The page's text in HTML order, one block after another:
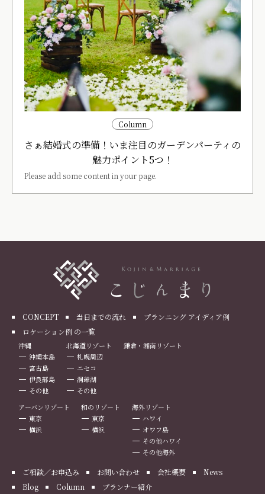
Column
さぁ結婚式の準備！いま注目のガーデンパーティの
魅力ポイント5つ！
Please add some content in your page.
CONCEPT 当日までの流れ
プランニング アイディア例
ロケーション例 の一覧
沖縄
沖縄本島
宮古島
伊良部島
その他
北海道リゾート
札幌周辺
ニセコ
洞爺湖
その他
鎌倉・湘南リゾート
アーバンリゾート
東京
横浜
和のリゾート
東京
横浜
海外リゾート
ハワイ
オワフ島
その他ハワイ
その他海外
ご相談／お申込み お問い合わせ 会社概要
News
Blog
Column プランナー紹介